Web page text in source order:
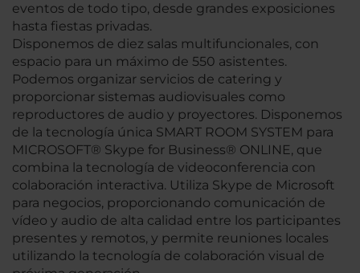
eventos de todo tipo, desde grandes exposiciones
hasta fiestas privadas.
Disponemos de diez salas multifuncionales, con
espacio para un máximo de 550 asistentes.
Podemos organizar servicios de catering y
proporcionar sistemas audiovisuales como
reproductores de audio y proyectores. Disponemos
de la tecnología única SMART ROOM SYSTEM para
MICROSOFT® Skype for Business® ONLINE, que
combina la tecnología de videoconferencia con
colaboración interactiva. Utiliza Skype de Microsoft
para negocios, proporcionando comunicación de
vídeo y audio de alta calidad entre los participantes
presentes y remotos, y permite reuniones locales
utilizando la tecnología de colaboración visual de